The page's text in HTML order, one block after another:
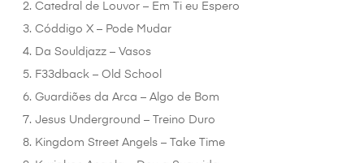
Catedral de Louvor – Em Ti eu Espero
Códdigo X – Pode Mudar
Da Souldjazz – Vasos
F33dback – Old School
Guardiões da Arca – Algo de Bom
Jesus Underground – Treino Duro
Kingdom Street Angels – Take Time